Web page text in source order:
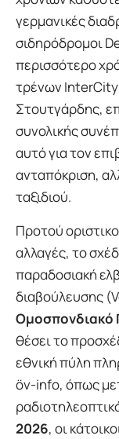
γερμανικές
σιδηρόδρομοι
περισσότερο
τρένων InterCity
Στουτγάρδης,
συνολικής
αυτό για τον
ανταπόκριση,
ταξιδιού.
Προτού
αλλαγές, το
παραδοσιακή
διαβούλευσης
Ομοσπονδιακό
θέσει το
εθνική πύλη
öv-info, όπως
2026, οι